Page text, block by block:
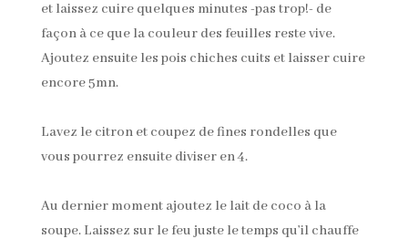
et laissez cuire quelques minutes -pas trop!- de
façon à ce que la couleur des feuilles reste vive.
Ajoutez ensuite les pois chiches cuits et laisser cuire
encore 5mn.
Lavez le citron et coupez de fines rondelles que
vous pourrez ensuite diviser en 4.
Au dernier moment ajoutez le lait de coco à la
soupe. Laissez sur le feu juste le temps qu’il chauffe